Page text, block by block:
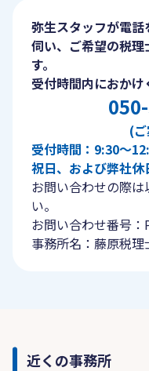
弥生スタッフが電
伺い、ご希望の税
す。
受付時間内におかけ
(
受付時間：9:30〜
祝日、および弊社休
お問い合わせの際
い。
お問い合わせ番号：
事務所名：藤原税理
近くの事務所